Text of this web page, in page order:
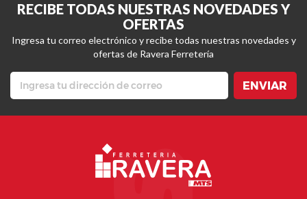
RECIBE TODAS NUESTRAS NOVEDADES Y
OFERTAS
Ingresa tu correo electrónico y recibe todas nuestras novedades y
ofertas de Ravera Ferretería
ENVIAR